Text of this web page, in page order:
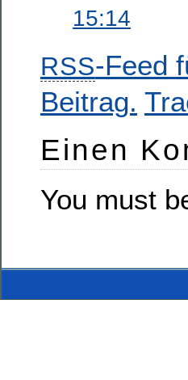
15:14
RSS-Feed
Beitrag.
Einen
You must